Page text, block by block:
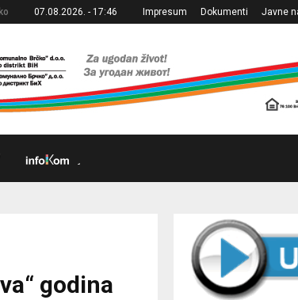
07.08.2026. - 17:46 Impresum Dokumenti Javne
godina